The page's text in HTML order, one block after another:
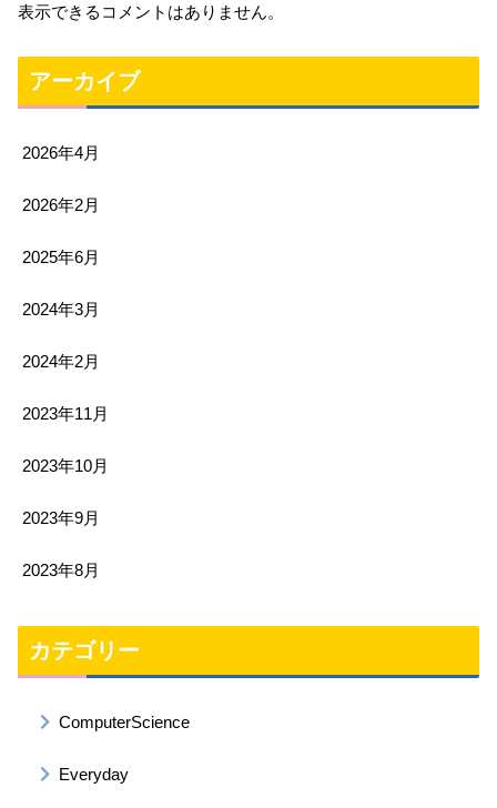
表示できるコメントはありません。
アーカイブ
2026年4月
2026年2月
2025年6月
2024年3月
2024年2月
2023年11月
2023年10月
2023年9月
2023年8月
カテゴリー
ComputerScience
Everyday